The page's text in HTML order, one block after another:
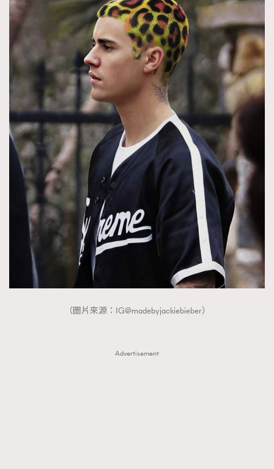
（圖片來源：IG@madebyjackiebieber）
Advertisement